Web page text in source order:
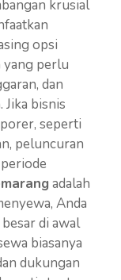
krusial
opsi
yang perlu
dan
Jika bisnis
seperti
peluncuran
adalah
Anda
di awal
biasanya
dukungan